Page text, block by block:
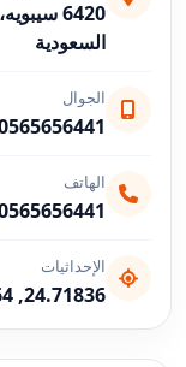
السعودية
الجوال
الهاتف
الإحداثيات
24.71836, 46.765964